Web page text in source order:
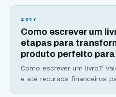
7 cabeças”. Se você algum
concretos… A resposta que
poderosa pergunta
2017
Como escrever um
etapas para
produto perfeito
Como escrever um livro?
e até recursos financeiros